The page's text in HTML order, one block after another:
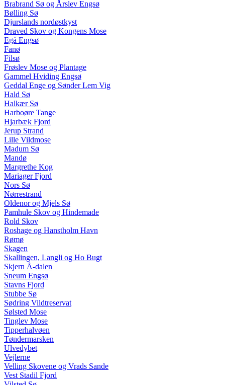
Brabrand Sø og Årslev Engsø
Bølling Sø
Djurslands nordøstkyst
Draved Skov og Kongens Mose
Egå Engsø
Fanø
Filsø
Frøslev Mose og Plantage
Gammel Hviding Engsø
Geddal Enge og Sønder Lem Vig
Hald Sø
Halkær Sø
Harboøre Tange
Hjarbæk Fjord
Jerup Strand
Lille Vildmose
Madum Sø
Mandø
Margrethe Kog
Mariager Fjord
Nors Sø
Nørrestrand
Oldenor og Mjels Sø
Pamhule Skov og Hindemade
Rold Skov
Roshage og Hanstholm Havn
Rømø
Skagen
Skallingen, Langli og Ho Bugt
Skjern Å-dalen
Sneum Engsø
Stavns Fjord
Stubbe Sø
Sødring Vildtreservat
Sølsted Mose
Tinglev Mose
Tipperhalvøen
Tøndermarsken
Ulvedybet
Vejlerne
Velling Skovene og Vrads Sande
Vest Stadil Fjord